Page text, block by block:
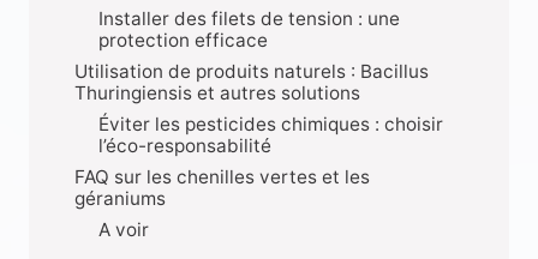
Installer des filets de tension : une
protection efficace
Utilisation de produits naturels : Bacillus
Thuringiensis et autres solutions
Éviter les pesticides chimiques : choisir
l’éco-responsabilité
FAQ sur les chenilles vertes et les
géraniums
A voir